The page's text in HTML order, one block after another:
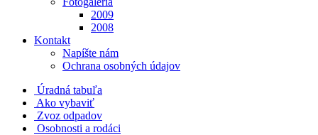
2009
2008
Kontakt
Napíšte nám
Ochrana osobných údajov
Úradná tabuľa
Ako vybaviť
Zvoz odpadov
Osobnosti a rodáci